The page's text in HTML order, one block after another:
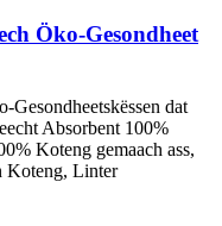
Öko-Gesondheet
Gesondheetskëssen dat
Absorbent 100%
Koteng gemaach ass,
Koteng, Linter